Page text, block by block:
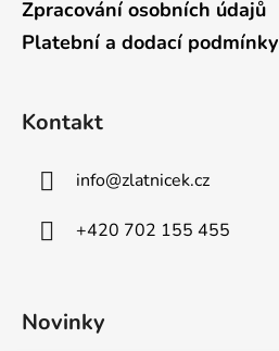
Zpracování osobních údajů
Platební a dodací podmínky
Kontakt
info@zlatnicek.cz
+420 702 155 455
Novinky